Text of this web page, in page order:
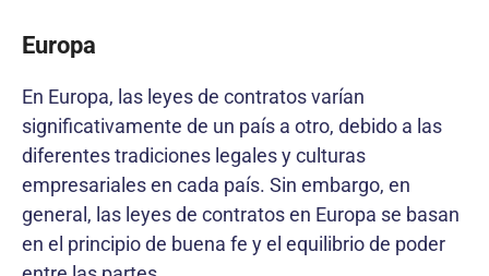
Europa
En Europa, las leyes de contratos varían
significativamente de un país a otro, debido a las
diferentes tradiciones legales y culturas
empresariales en cada país. Sin embargo, en
general, las leyes de contratos en Europa se basan
en el principio de buena fe y el equilibrio de poder